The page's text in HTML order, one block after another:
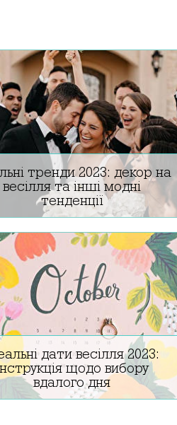
тренди 2023: декор на
весілля та інші модні
тенденції
тренди 2023 в Україні та світі.
образ нареченої, подружок та
Весільний декор 2023 року: поради
для створення модного свята.
дати весілля 2023:
щодо вибору
вдалого дня